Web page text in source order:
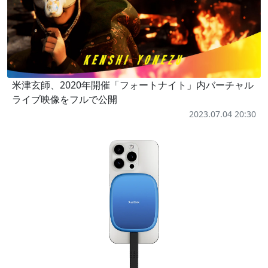
米津玄師、2020年開催「フォートナイト」内バーチャル
ライブ映像をフルで公開
2023.07.04 20:30